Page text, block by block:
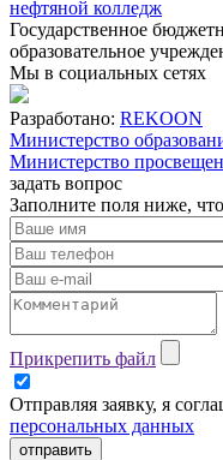
нефтяной колледж
Государственное
образовательное
Мы в социальных сетях
Разработано: REKOON
Министерство
Министерство
задать вопрос
Заполните поля ниже,
Прикрепить файл
Отправляя заявку, я
персональных данных
отправить